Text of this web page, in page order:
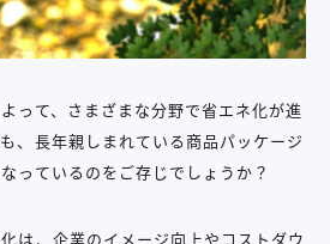
って、さまざまな分野で省エネ化が進
、長年親しまれている商品パッケージ
っているのをご存じでしょうか？
は、企業のイメージ向上やコストダウ